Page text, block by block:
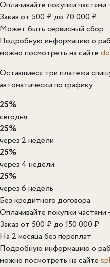
Оплачивайте покупки
Заказ от 500 ₽ до 70 000 ₽
Может быть сервисный сбор
Подробную информацию о
можно посмотреть на сайте
Оставшиеся три платежа
автоматически по графику.
25%
сегодня
25%
через 2 недели
25%
через 4 недели
25%
через 6 недель
Без кредитного договора
Оплачивайте покупки
Заказ от 500 ₽ до 150 000 ₽
На 2 месяца без переплат
Подробную информацию о
можно посмотреть на сайте